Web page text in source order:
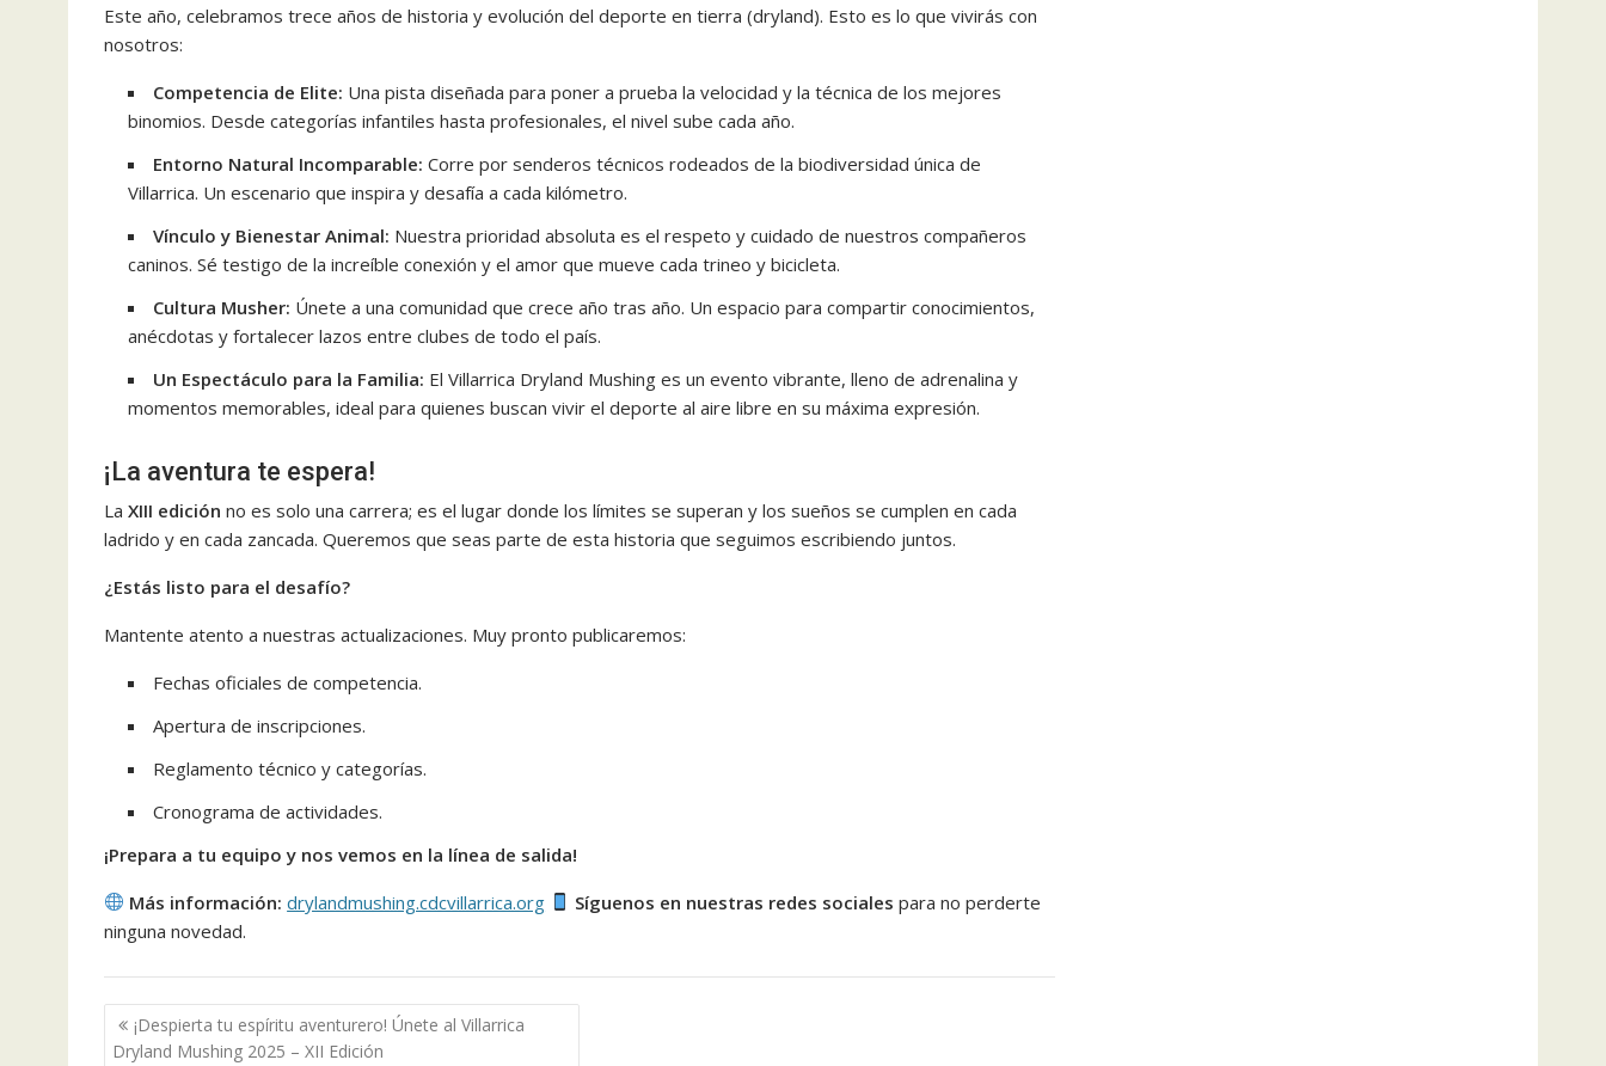
Este año, celebramos trece años de historia y evolución del deporte en tierra (dryland). Esto es lo que vivirás con
nosotros:
Competencia de Elite: Una pista diseñada para poner a prueba la velocidad y la técnica de los mejores
binomios. Desde categorías infantiles hasta profesionales, el nivel sube cada año.
Entorno Natural Incomparable: Corre por senderos técnicos rodeados de la biodiversidad única de
Villarrica. Un escenario que inspira y desafía a cada kilómetro.
Vínculo y Bienestar Animal: Nuestra prioridad absoluta es el respeto y cuidado de nuestros compañeros
caninos. Sé testigo de la increíble conexión y el amor que mueve cada trineo y bicicleta.
Cultura Musher: Únete a una comunidad que crece año tras año. Un espacio para compartir conocimientos,
anécdotas y fortalecer lazos entre clubes de todo el país.
Un Espectáculo para la Familia: El Villarrica Dryland Mushing es un evento vibrante, lleno de adrenalina y
momentos memorables, ideal para quienes buscan vivir el deporte al aire libre en su máxima expresión.
¡La aventura te espera!
La XIII edición no es solo una carrera; es el lugar donde los límites se superan y los sueños se cumplen en cada
ladrido y en cada zancada. Queremos que seas parte de esta historia que seguimos escribiendo juntos.
¿Estás listo para el desafío?
Mantente atento a nuestras actualizaciones. Muy pronto publicaremos:
Fechas oficiales de competencia.
Apertura de inscripciones.
Reglamento técnico y categorías.
Cronograma de actividades.
¡Prepara a tu equipo y nos vemos en la línea de salida!
Más información: drylandmushing.cdcvillarrica.org Síguenos en nuestras redes sociales para no perderte
ninguna novedad.
Beitragsnavigation
¡Despierta tu espíritu aventurero! Únete al Villarrica
Dryland Mushing 2025 – XII Edición